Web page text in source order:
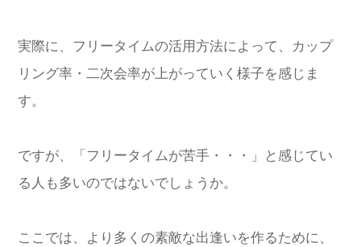
実際に、フリータイムの活用方法によって、カップ
リング率・二次会率が上がっていく様子を感じま
す。
ですが、「フリータイムが苦手・・・」と感じてい
る人も多いのではないでしょうか。
ここでは、より多くの素敵な出逢いを作るために、